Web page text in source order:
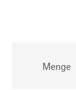
Menge